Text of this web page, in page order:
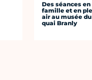
Des séances en
famille et en
air au musée du
quai Branly